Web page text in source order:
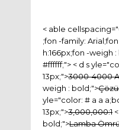
< able
;fon -family:
h:166px;fon -weigh
#ffffff;"> < d s
13px;">3000-4000
weigh : bold;">
yle="color: # a a
13px;">3,000,000:1
bold;">Lamba